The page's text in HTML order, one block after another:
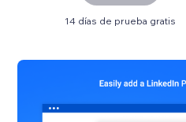
14 días de prueba gratis